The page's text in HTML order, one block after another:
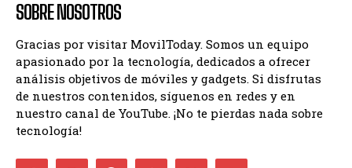
SOBRE NOSOTROS
Gracias por visitar MovilToday. Somos un equipo
apasionado por la tecnología, dedicados a ofrecer
análisis objetivos de móviles y gadgets. Si disfrutas
de nuestros contenidos, síguenos en redes y en
nuestro canal de YouTube. ¡No te pierdas nada sobre
tecnología!